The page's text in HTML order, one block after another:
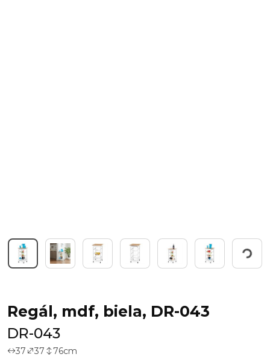
Working...
Regál, mdf, biela, DR-043
DR-043
37 37 76cm